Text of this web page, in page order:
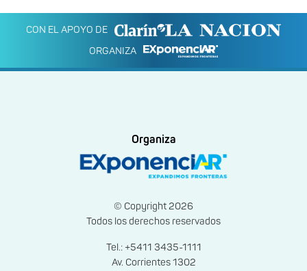
CON EL APOYO DE
ORGANIZA
Organiza
© Copyright 2026
Todos los derechos reservados
Tel.: +5411 3435-1111
Av. Corrientes 1302